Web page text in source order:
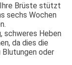
Ihre Brüste stützt
sechs Wochen
schweres Heben
da dies die
Blutungen oder